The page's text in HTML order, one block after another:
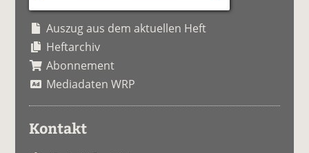
Auszug aus dem aktuellen Heft
Heftarchiv
Abonnement
Mediadaten WRP
Kontakt